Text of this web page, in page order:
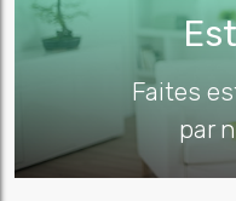
Faites
par